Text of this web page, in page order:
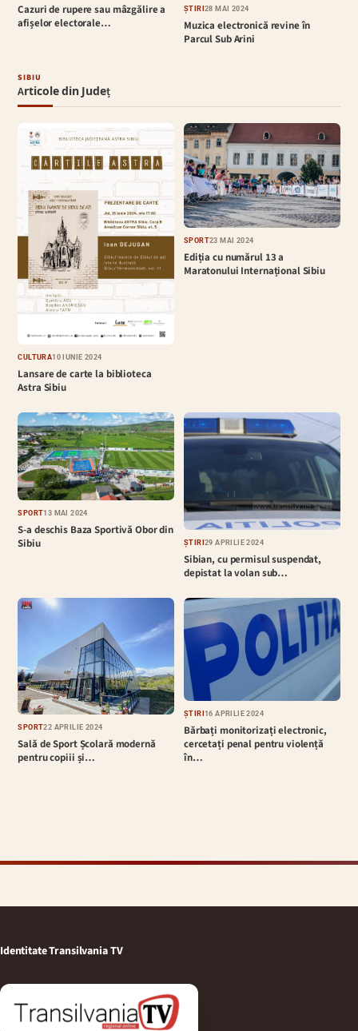
Cazuri de rupere sau mâzgălire a
afișelor electorale…
ȘTIRI28 MAI 2024
Muzica electronică revine în
Parcul Sub Arini
SIBIU
Articole din Județ
CULTURĂ10 IUNIE 2024
Lansare de carte la biblioteca
Astra Sibiu
SPORT23 MAI 2024
Ediția cu numărul 13 a
Maratonului Internațional Sibiu
SPORT13 MAI 2024
S-a deschis Baza Sportivă Obor din
Sibiu
ȘTIRI29 APRILIE 2024
Sibian, cu permisul suspendat,
depistat la volan sub…
SPORT22 APRILIE 2024
Sală de Sport Școlară modernă
pentru copiii și…
ȘTIRI16 APRILIE 2024
Bărbați monitorizați electronic,
cercetați penal pentru violență
în…
Identitate Transilvania TV